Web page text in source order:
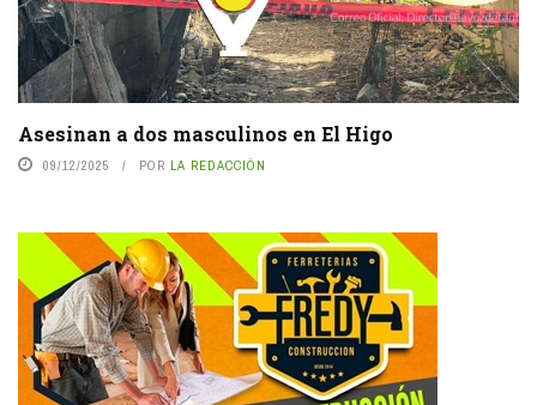
Asesinan a dos masculinos en El Higo
09/12/2025 POR LA REDACCIÓN